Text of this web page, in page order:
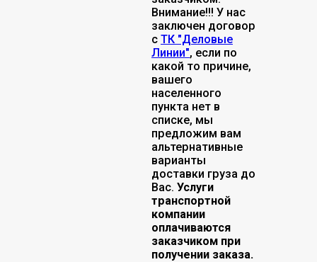
Внимание!!! У нас
заключен договор
с ТК "Деловые
Линии", если по
какой то причине,
вашего
населенного
пункта нет в
списке, мы
предложим вам
альтернативные
варианты
доставки груза до
Вас. Услуги
транспортной
компании
оплачиваются
заказчиком при
получении заказа.